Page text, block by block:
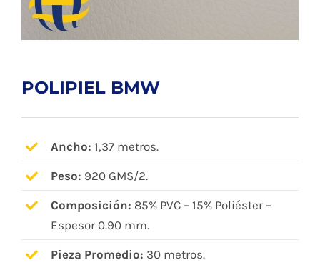
POLIPIEL BMW
Ancho: 1,37 metros.
Peso: 920 GMS/2.
Composición: 85% PVC – 15% Poliéster –
Espesor 0.90 mm.
Pieza Promedio: 30 metros.